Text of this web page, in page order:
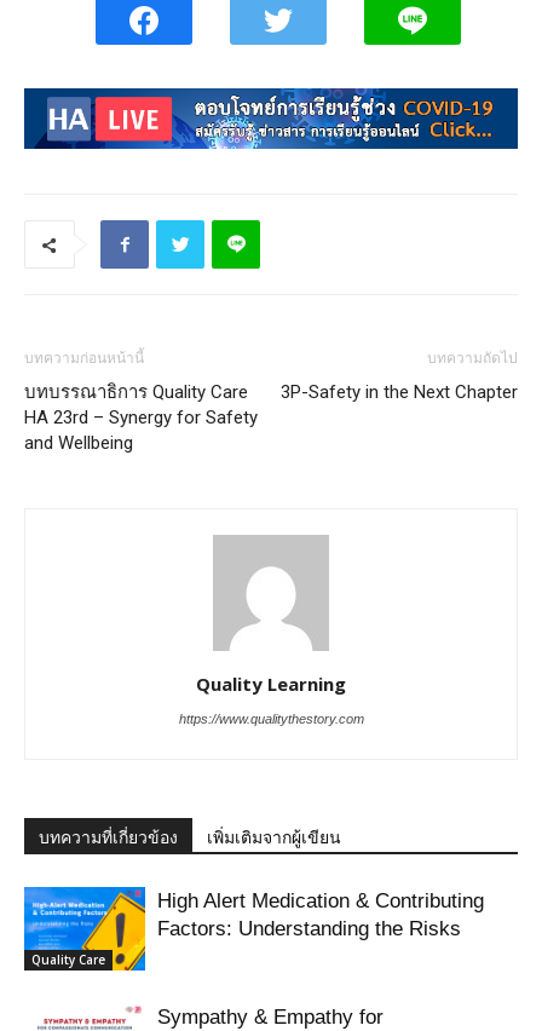
บทความก่อนหน้านี้
บทบรรณาธิการ Quality Care
HA 23rd – Synergy for Safety
and Wellbeing
บทความถัดไป
3P-Safety in the Next Chapter
Quality Learning
https://www.qualitythestory.com
บทความที่เกี่ยวข้อง เพิ่มเติมจากผู้เขียน
Quality Care
High Alert Medication & Contributing
Factors: Understanding the Risks
Sympathy & Empathy for